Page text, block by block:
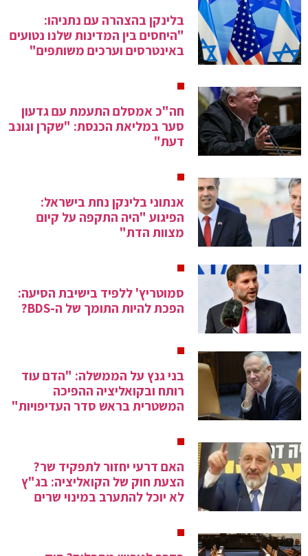
בלינקן בהצהרה עם נתניהו:
"היחסים בין המדינות שלנו נטועים
באינטרסים וערכים משותפים"
חה"כ אמסלם התעמת עם גדעון
סער במליאת הכנסת: "שקרן וגונב
דעת"
אנתוני בלינקן נחת בישראל:
הפיגוע "היה התקפה על קיום
מצוות הדת"
סמוטריץ' ללפיד בישיבת הסיעה:
הפכת להיות התומך של ה-BDS?
בני גנץ על הממשלה: "הדם עוד
רותח ובקואליציה ההפיכה
המשטרית בראש סדר העדיפויות"
האם דרעי יחזור לתפקיד שר?
הצעת חוק של הקואליציה: בג"ץ
לא יוכל להתערב במינוי שרים